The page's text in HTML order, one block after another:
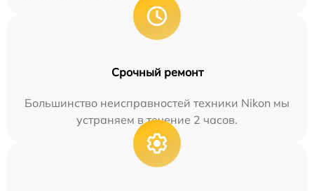
Срочный ремонт
Большинство неисправностей техники Nikon мы
устраняем в течение 2 часов.